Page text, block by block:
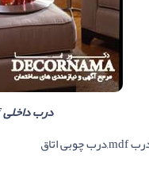
درب داخلی mdf